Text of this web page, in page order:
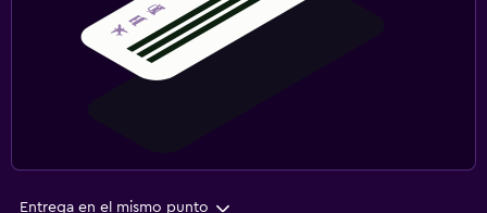
Entrega en el mismo punto